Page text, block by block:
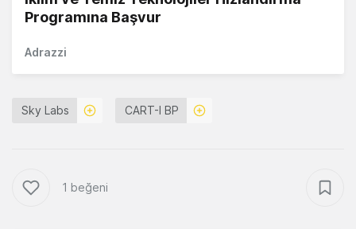
Programına Başvur
Adrazzi
Sky Labs CART-I BP
1 beğeni